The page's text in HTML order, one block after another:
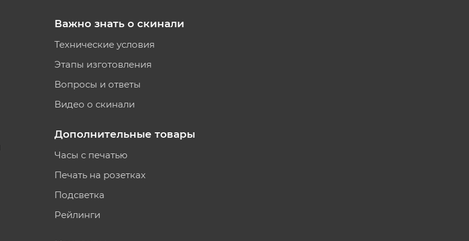
Важно знать о скинали
Технические условия
Этапы изготовления
Вопросы и ответы
Видео о скинали
Дополнительные товары
Часы с печатью
Печать на розетках
Подсветка
Рейлинги